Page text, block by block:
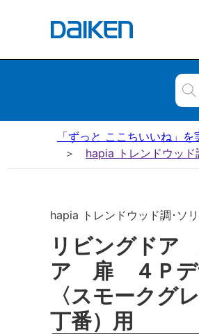
「ずっと ここちいいね」
hapia トレンドウッ
hapia トレンドウッド調･ソ
リビングドア
ア 扉 ４Ｐデ
〈スモーク
丁番）用